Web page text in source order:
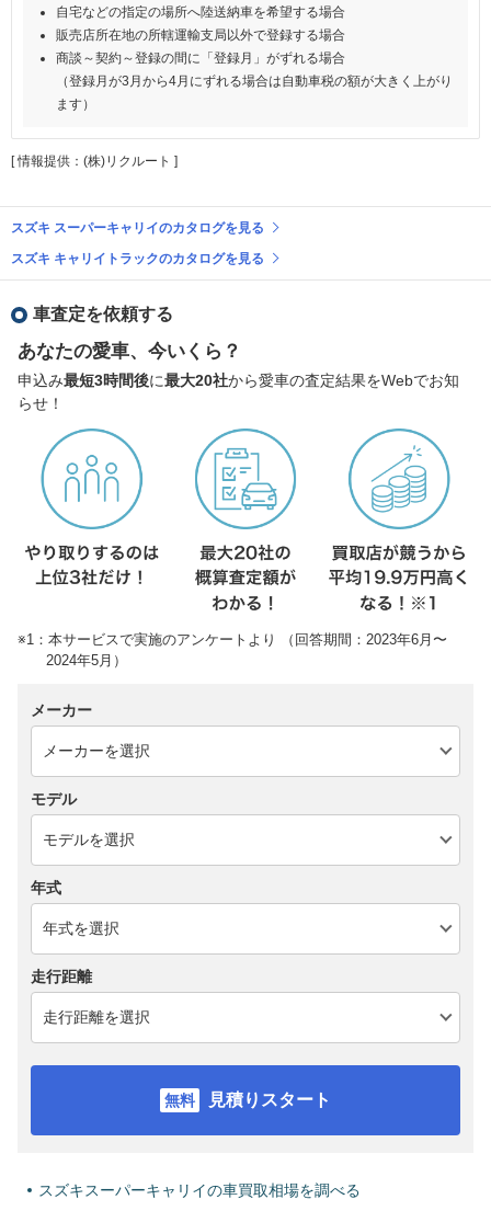
自宅などの指定の場所へ陸送納車を希望する場合
販売店所在地の所轄運輸支局以外で登録する場合
商談～契約～登録の間に「登録月」がずれる場合
（登録月が3月から4月にずれる場合は自動車税の額が大きく上がり
ます）
[ 情報提供：(株)リクルート ]
スズキ スーパーキャリイのカタログを見る
スズキ キャリイトラックのカタログを見る
車査定を依頼する
あなたの愛車、今いくら？
申込み最短3時間後に最大20社から愛車の査定結果をWebでお知
らせ！
※1：本サービスで実施のアンケートより （回答期間：2023年6月〜
2024年5月）
メーカー
モデル
年式
走行距離
見積りスタート
スズキスーパーキャリイの車買取相場を調べる